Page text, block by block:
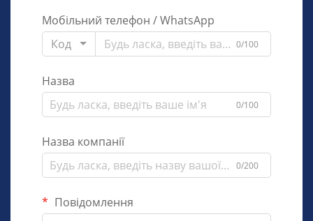
Мобільний телефон / WhatsApp
Код
0/100
Назва
0/100
Назва компанії
0/200
Повідомлення